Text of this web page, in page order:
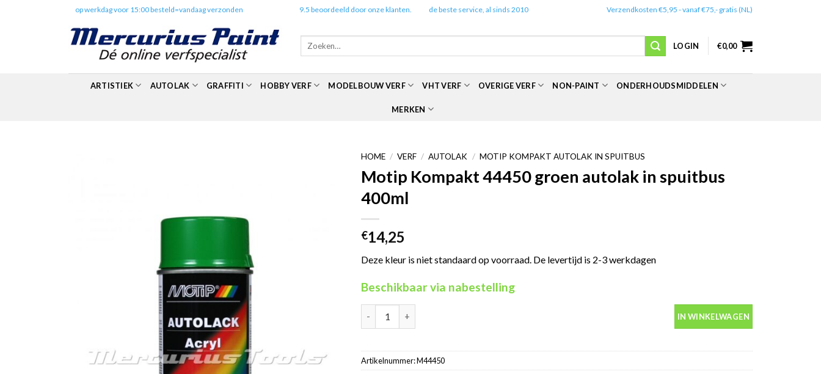
op werkdag voor 15:00 besteld=vandaag verzonden 9.5 beoordeeld door onze klanten. de beste service, al sinds 2010 Verzendkosten €5,95 - vanaf €75,- gratis (NL)
Zoeken
LOGIN €0,00
ARTISTIEK AUTOLAK GRAFFITI HOBBY VERF MODELBOUW VERF VHT VERF OVERIGE VERF NON-PAINT ONDERHOUDSMIDDELEN
MERKEN
HOME / VERF / AUTOLAK / MOTIP KOMPAKT AUTOLAK IN SPUITBUS
Motip Kompakt 44450 groen autolak in spuitbus
400ml
€14,25
Deze kleur is niet standaard op voorraad. De levertijd is 2-3 werkdagen
Beschikbaar via nabestelling
IN WINKELWAGEN
Artikelnummer:M44450